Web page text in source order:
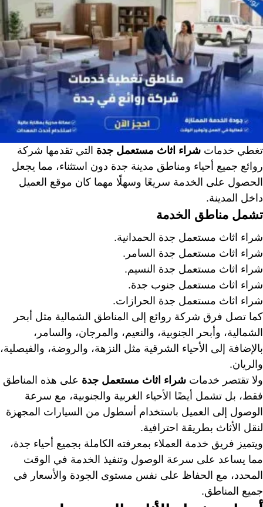
تغطي خدمات شراء اثاث مستعمل جدة التي تقدمها شركة
روائع جميع أحياء ومناطق مدينة جدة دون استثناء، مما يجعل
الحصول على الخدمة سريعًا وسهلًا مهما كان موقع العميل
داخل المدينة.
تشمل مناطق الخدمة
شراء اثاث مستعمل جدة الحمدانية.
شراء اثاث مستعمل جدة السامر.
شراء اثاث مستعمل جدة النسيم.
شراء اثاث مستعمل جنوب جدة.
شراء اثاث مستعمل جدة الحرازات.
كما تصل فرق شركة روائع إلى المناطق الشمالية مثل أبحر
الشمالية، وأبحر الجنوبية، والنعيم، والمرجان، والسامر،
بالإضافة إلى الأحياء الشرقية مثل النزهة، والروضة، والفيصلية،
والريان.
ولا تقتصر خدمات شراء اثاث مستعمل جدة على هذه المناطق
فقط، بل تشمل أيضًا الأحياء الغربية والجنوبية، مع سرعة
الوصول إلى العميل باستخدام أسطول من السيارات المجهزة
لنقل الأثاث بطريقة احترافية.
ويتميز فريق خدمة العملاء بمعرفته الكاملة بجميع أحياء جدة،
مما يساعد على سرعة الوصول وتنفيذ الخدمة في الوقت
المحدد، مع الحفاظ على نفس مستوى الجودة والأسعار في
جميع المناطق.